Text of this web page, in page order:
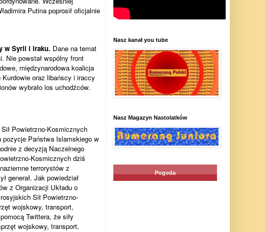
Putina poprosił oficjalnie
w Syrii i Iraku. Dane na temat
Nie powstał wspólny front
międzynarodowa koalicja
oraz libańscy i iraccy
wybrało los uchodźców.
Powietrzno-Kosmicznych
pozycje Państwa Islamskiego w
z decyzją Naczelnego
Kosmicznych dziś
terrorystów z
generał. Jak powiedział
z Organizacji Układu o
Sił Powietrzno-
wojskowy, transport,
Twittera, że siły
wojskowy, transport,
Nasz kanał you tube
Nasz Magazyn Nastolatków
Pogoda